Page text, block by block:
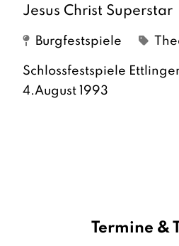
Jesus Christ Superstar
Burgfestspiele
Schlossfestspiele
4.August 1993
Termine &